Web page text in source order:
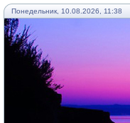
Понедельник, 10.08.2026, 11:38